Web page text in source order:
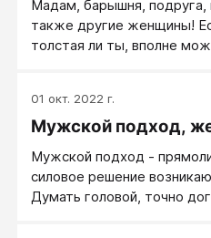
Мадам, барышня, подруга,
также другие женщины!
толстая ли ты, вполне
достаточно просто об
наконец, мы просты. Мы
срабатывают, простые
ужимками — тоже. Скажи
01 окт. 2022 г.
Мужской подход,
Мужской подход -
силовое решение
Думать головой, точно